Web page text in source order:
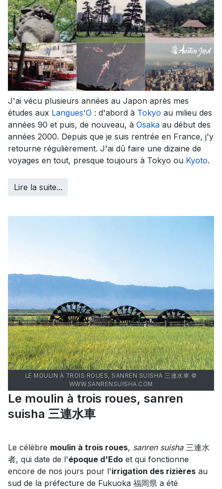
J'ai vécu plusieurs années au Japon après mes
études aux Langues'O : d'abord à Tokyo au milieu des
années 90 et puis, de nouveau, à Osaka au début des
années 2000. Depuis que je suis rentrée en France, j'y
retourne régulièrement. J'ai dû faire une dizaine de
voyages en tout, presque toujours à Tokyo ou Kyoto.
Lire la suite...
LE MOULIN À TROIS ROUES, SANREN SUISHA 三連水車 ©
WWW.SANRENSUISHA.COM
Le moulin à trois roues, sanren
suisha 三連水車
Le célèbre moulin à trois roues, sanren suisha三連水
者, qui date de l'époque d'Edo et qui fonctionne
encore de nos jours pour l'irrigation des rizières au
sud de la préfecture de Fukuoka 福岡県 a été